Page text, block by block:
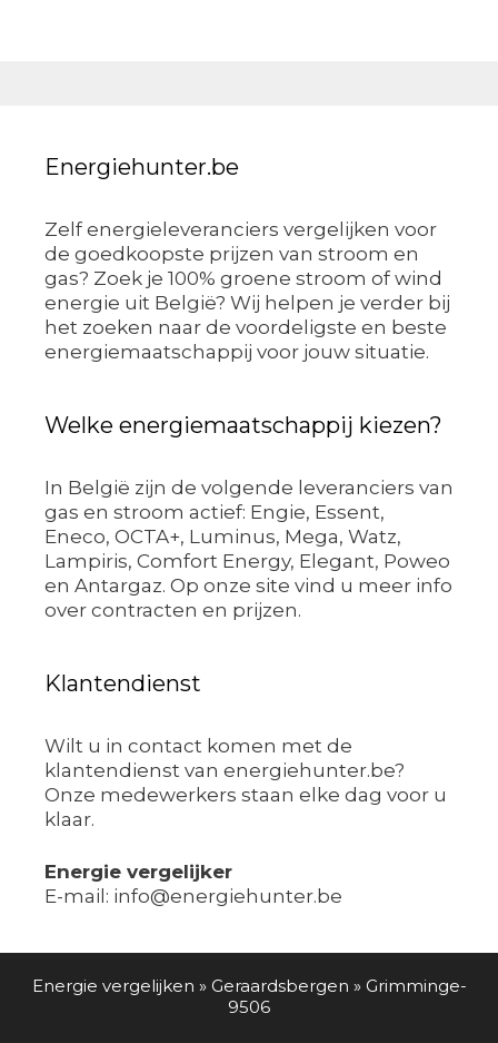
Energiehunter.be
Zelf energieleveranciers vergelijken voor
de goedkoopste prijzen van stroom en
gas? Zoek je 100% groene stroom of wind
energie uit België? Wij helpen je verder bij
het zoeken naar de voordeligste en beste
energiemaatschappij voor jouw situatie.
Welke energiemaatschappij kiezen?
In België zijn de volgende leveranciers van
gas en stroom actief: Engie, Essent,
Eneco, OCTA+, Luminus, Mega, Watz,
Lampiris, Comfort Energy, Elegant, Poweo
en Antargaz. Op onze site vind u meer info
over contracten en prijzen.
Klantendienst
Wilt u in contact komen met de
klantendienst van energiehunter.be?
Onze medewerkers staan elke dag voor u
klaar.
Energie vergelijker
E-mail: info@energiehunter.be
Energie vergelijken » Geraardsbergen » Grimminge-
9506